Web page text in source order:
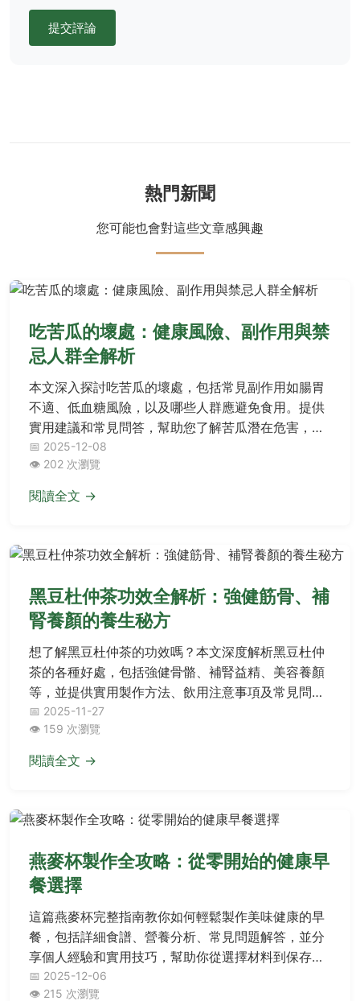
提交評論
熱門新聞
您可能也會對這些文章感興趣
吃苦瓜的壞處：健康風險、副作用與禁
忌人群全解析
本文深入探討吃苦瓜的壞處，包括常見副作用如腸胃
不適、低血糖風險，以及哪些人群應避免食用。提供
實用建議和常見問答，幫助您了解苦瓜潛在危害，做
出安全飲食選擇。
📅 2025-12-08
👁️ 202 次瀏覽
閱讀全文 →
黑豆杜仲茶功效全解析：強健筋骨、補
腎養顏的養生秘方
想了解黑豆杜仲茶的功效嗎？本文深度解析黑豆杜仲
茶的各種好處，包括強健骨骼、補腎益精、美容養顏
等，並提供實用製作方法、飲用注意事項及常見問
答，幫助您充分利用這款傳統養生茶飲，改善健康問
題。
📅 2025-11-27
👁️ 159 次瀏覽
閱讀全文 →
燕麥杯製作全攻略：從零開始的健康早
餐選擇
這篇燕麥杯完整指南教你如何輕鬆製作美味健康的早
餐，包括詳細食譜、營養分析、常見問題解答，並分
享個人經驗和實用技巧，幫助你從選擇材料到保存方
法一次搞定，解決所有關於燕麥杯的疑問。
📅 2025-12-06
👁️ 215 次瀏覽